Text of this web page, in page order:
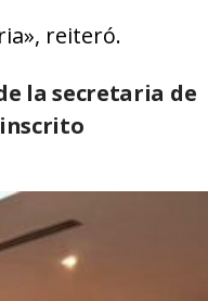
reiteró.
la secretaria de